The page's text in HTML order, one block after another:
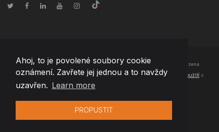
Ahoj, to je povolené soubory cookie
oznámení. Zavřete jej jednou a to navždy
uzavřen. Learn more
PROPUSTIT
© Copyright2026 Team Extension Czech Republic- Všechna práva vyhrazena
Changelog● Používáním těchto stránek souhlasíte s našimiPodmínky použití a
Politika soukromí